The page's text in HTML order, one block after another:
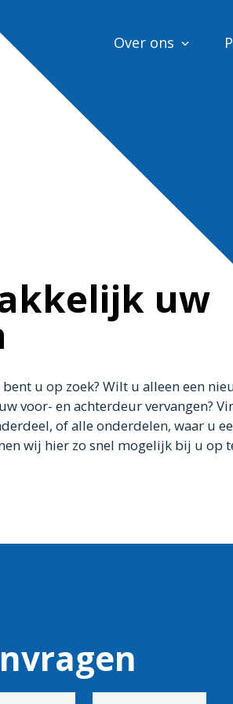
uw
u op zoek? Wilt u alleen een
voor- en achterdeur vervangen?
of alle onderdelen, waar u
wij hier zo snel mogelijk bij u op
Over ons
Vacatures